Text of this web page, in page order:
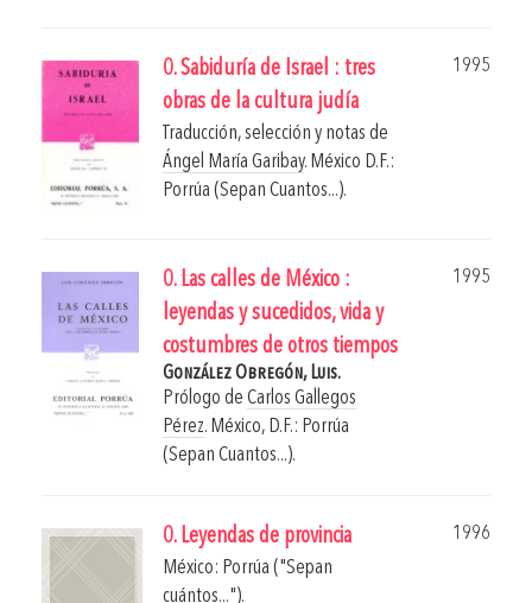
0. Sabiduría de Israel : tres
obras de la cultura judía
1995
Traducción, selección y notas de
Ángel María Garibay. México D.F.:
Porrúa (Sepan Cuantos...).
0. Las calles de México :
leyendas y sucedidos, vida y
costumbres de otros tiempos
1995
González Obregón, Luis.
Prólogo de Carlos Gallegos
Pérez. México, D.F.: Porrúa
(Sepan Cuantos...).
0. Leyendas de provincia
1996
México: Porrúa ("Sepan
cuántos...").